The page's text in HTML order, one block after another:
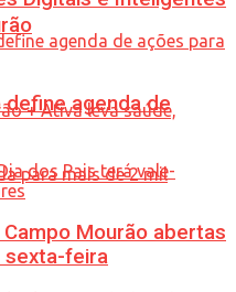
define agenda de
Mourão abertas
sexta-feira